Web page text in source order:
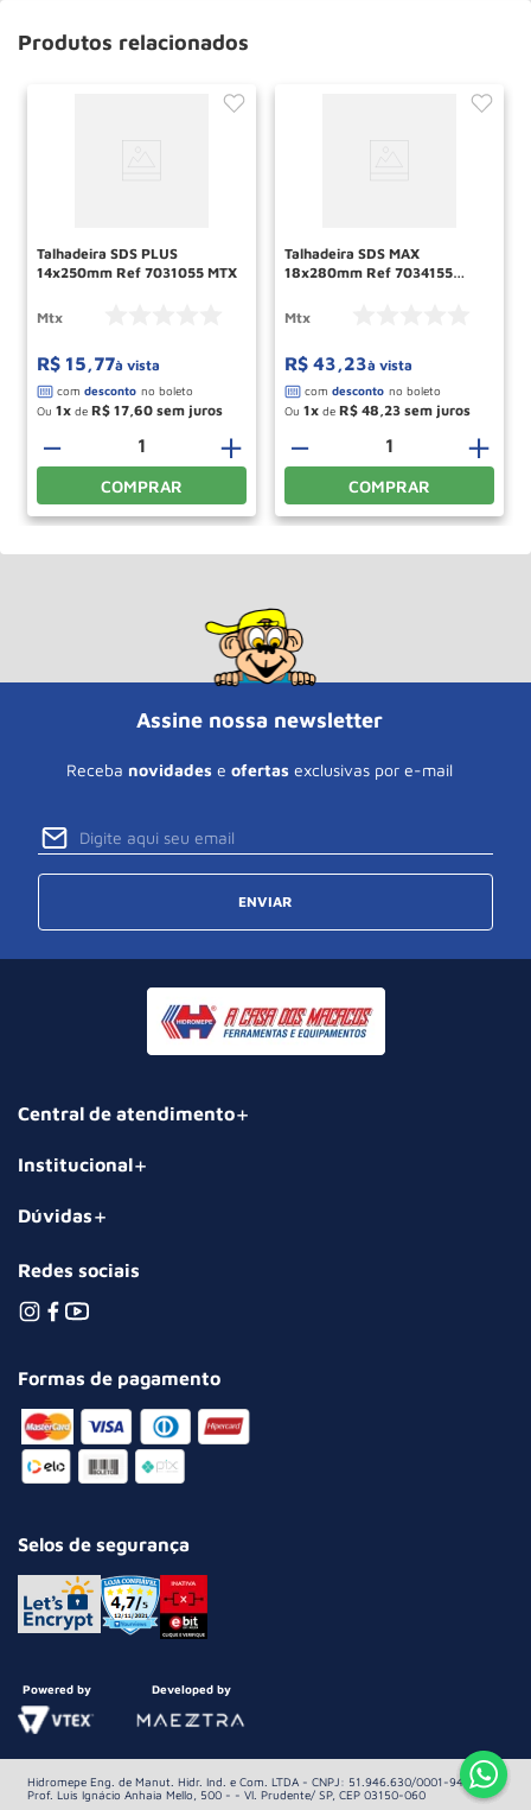
Produtos relacionados
Talhadeira SDS PLUS
14x250mm Ref 7031055 MTX
Mtx
R$ 15,77à vista
Ou 1 de R$ 17 60
＋
－
COMPRAR
Talhadeira SDS MAX
18x280mm Ref 7034155
Mtx
R$ 43,23à vista
Ou 1 de R$ 48 23
＋
－
COMPRAR
Assine nossa newsletter
Receba novidades e ofertas exclusivas por e-mail
ENVIAR
Central de atendimento
Institucional
Dúvidas
Redes sociais
Formas de pagamento
Selos de segurança
Powered by Developed by
Hidromepe Eng. de Manut. Hidr. Ind. e Com. LTDA - CNPJ: 51.946.630/0001-94 Av.
Prof. Luis Ignácio Anhaia Mello, 500 - - Vl. Prudente/ SP, CEP 03150-060